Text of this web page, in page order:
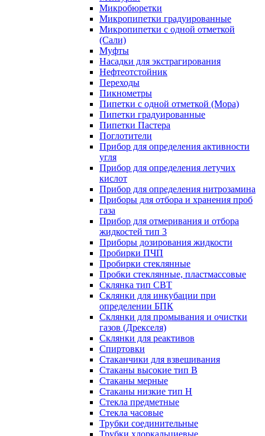
Микробюретки
Микропипетки градуированные
Микропипетки с одной отметкой
(Сали)
Муфты
Насадки для экстрагирования
Нефтеотстойник
Переходы
Пикнометры
Пипетки с одной отметкой (Мора)
Пипетки градуированные
Пипетки Пастера
Поглотители
Прибор для определения активности
угля
Прибор для определения летучих
кислот
Прибор для определения нитрозамина
Приборы для отбора и хранения проб
газа
Прибор для отмеривания и отбора
жидкостей тип 3
Приборы дозирования жидкости
Пробирки ПЧП
Пробирки стеклянные
Пробки стеклянные, пластмассовые
Склянка тип СВТ
Склянки для инкубации при
определении БПК
Склянки для промывания и очистки
газов (Дрекселя)
Склянки для реактивов
Спиртовки
Стаканчики для взвешивания
Стаканы высокие тип В
Стаканы мерные
Стаканы низкие тип Н
Стекла предметные
Стекла часовые
Трубки соединительные
Трубки хлоркальциевые